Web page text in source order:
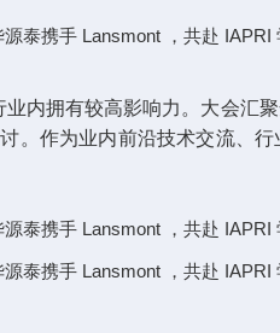
内拥有较高影响力。大会汇
。作为业内前沿技术交流、